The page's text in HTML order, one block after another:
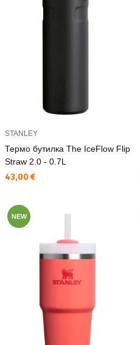
STANLEY
Термо бутилка The IceFlow Flip
Straw 2.0 - 0.7L
Текуща цена:
43,00 €
NEW